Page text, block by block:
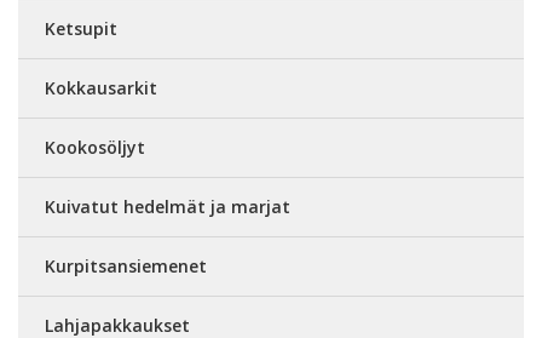
Ketsupit
Kokkausarkit
Kookosöljyt
Kuivatut hedelmät ja marjat
Kurpitsansiemenet
Lahjapakkaukset